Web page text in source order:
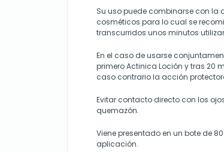
Su uso puede combinarse con
cosméticos para lo cual se
transcurridos unos minutos
En el caso de usarse
primero Actinica Loción y tras 20
caso contrario la acción
Evitar contacto directo con los
quemazón.
Viene presentado en un bote de
aplicación.